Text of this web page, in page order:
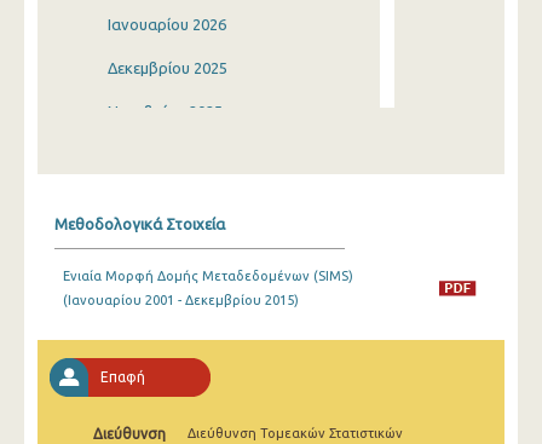
Ιανουαρίου 2026
Δεκεμβρίου 2025
Νοεμβρίου 2025
Ιουλίου 2025
Μαΐου 2025
Μεθοδολογικά Στοιχεία
Ενιαία Μορφή Δομής Μεταδεδομένων (SIMS)
(Ιανουαρίου 2001 - Δεκεμβρίου 2015)
Επαφή
Διεύθυνση Διεύθυνση Τομεακών Στατιστικών